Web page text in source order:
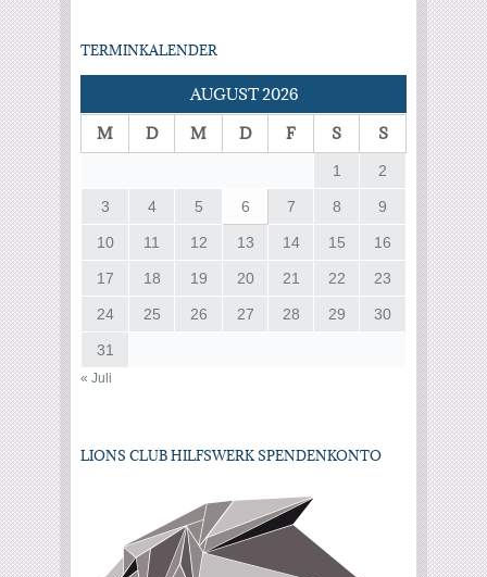
TERMINKALENDER
AUGUST 2026
M
D M D F S S
1 2
3 4 5 6 7 8 9
10 11 12 13 14 15 16
17 18 19 20 21 22 23
24 25 26 27 28 29 30
31
« Juli
LIONS CLUB HILFSWERK SPENDENKONTO